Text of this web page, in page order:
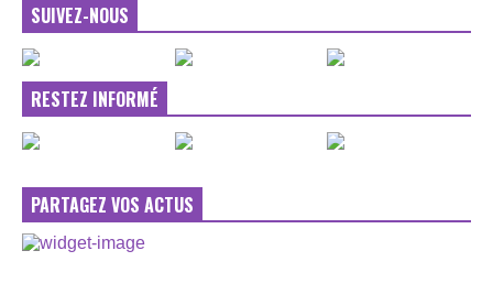
SUIVEZ-NOUS
RESTEZ INFORMÉ
PARTAGEZ VOS ACTUS